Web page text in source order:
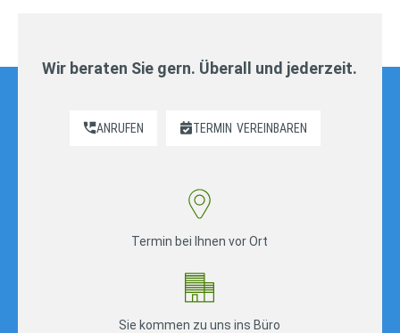
Wir beraten Sie gern. Überall und jederzeit.
ANRUFEN TERMIN VEREINBAREN
Termin bei Ihnen vor Ort
Sie kommen zu uns ins Büro